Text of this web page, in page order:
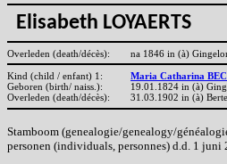
Elisabeth LOYAERTS
Overleden (death/décès): na 1846 in (à)
Kind (child / enfant) 1:
Maria Catharina
Geboren (birth/ naiss.):
19.01.1824 in (à)
Overleden (death/décès):
31.03.1902 in (à)
Stamboom (genealogie/genealogy/
personen (individuals, personnes) d.d. 1 juni